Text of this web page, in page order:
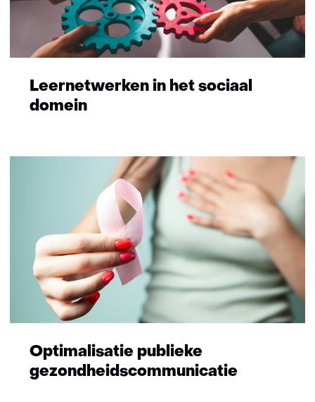
Leernetwerken in het sociaal
domein
Optimalisatie publieke
gezondheidscommunicatie